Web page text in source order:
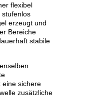
flexibel
erzeugt und
Bereiche
stabile
eine sichere
zusätzliche